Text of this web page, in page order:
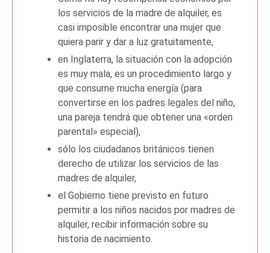
los servicios de la madre de alquiler, es
casi imposible encontrar una mujer que
quiera parir y dar a luz gratuitamente,
en Inglaterra, la situación con la adopción
es muy mala, es un procedimiento largo y
que consume mucha energía (para
convertirse en los padres legales del niño,
una pareja tendrá que obtener una «orden
parental» especial),
sólo los ciudadanos británicos tienen
derecho de utilizar los servicios de las
madres de alquiler,
el Gobierno tiene previsto en futuro
permitir a los niños nacidos por madres de
alquiler, recibir información sobre su
historia de nacimiento.